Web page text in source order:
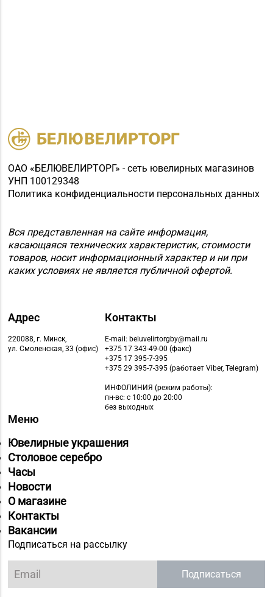
ОАО «БЕЛЮВЕЛИРТОРГ» - сеть ювелирных магазинов
УНП 100129348
Политика конфиденциальности персональных данных
Вся представленная на сайте информация,
касающаяся технических характеристик, стоимости
товаров, носит информационный характер и ни при
каких условиях не является публичной офертой.
Адрес
220088, г. Минск,
ул. Смоленская, 33 (офис)
Контакты
E-mail: beluvelirtorgby@mail.ru
+375 17 343-49-00 (факс)
+375 17 395-7-395
+375 29 395-7-395 (работает Viber, Telegram)
ИНФОЛИНИЯ (режим работы):
пн-вс: с 10:00 до 20:00
без выходных
Меню
Ювелирные украшения
Столовое серебро
Часы
Новости
О магазине
Контакты
Вакансии
Подписаться на рассылку
Подписаться